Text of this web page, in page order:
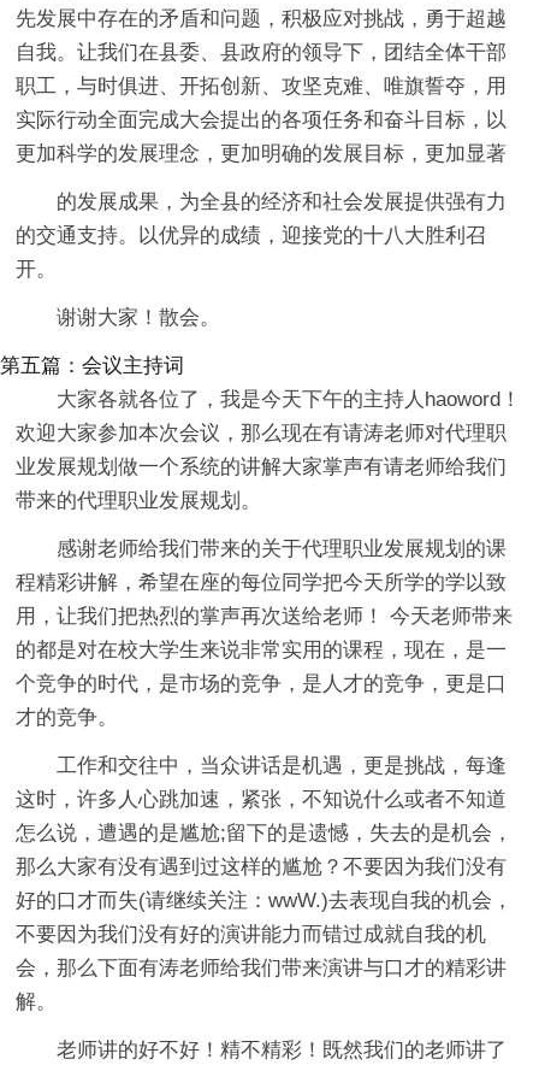
先发展中存在的矛盾和问题，积极应对挑战，勇于超越
自我。让我们在县委、县政府的领导下，团结全体干部
职工，与时俱进、开拓创新、攻坚克难、唯旗誓夺，用
实际行动全面完成大会提出的各项任务和奋斗目标，以
更加科学的发展理念，更加明确的发展目标，更加显著
的发展成果，为全县的经济和社会发展提供强有力
的交通支持。以优异的成绩，迎接党的十八大胜利召
开。
谢谢大家！散会。
第五篇：会议主持词
大家各就各位了，我是今天下午的主持人haoword！
欢迎大家参加本次会议，那么现在有请涛老师对代理职
业发展规划做一个系统的讲解大家掌声有请老师给我们
带来的代理职业发展规划。
感谢老师给我们带来的关于代理职业发展规划的课
程精彩讲解，希望在座的每位同学把今天所学的学以致
用，让我们把热烈的掌声再次送给老师！ 今天老师带来
的都是对在校大学生来说非常实用的课程，现在，是一
个竞争的时代，是市场的竞争，是人才的竞争，更是口
才的竞争。
工作和交往中，当众讲话是机遇，更是挑战，每逢
这时，许多人心跳加速，紧张，不知说什么或者不知道
怎么说，遭遇的是尴尬;留下的是遗憾，失去的是机会，
那么大家有没有遇到过这样的尴尬？不要因为我们没有
好的口才而失(请继续关注：wwW.)去表现自我的机会，
不要因为我们没有好的演讲能力而错过成就自我的机
会，那么下面有涛老师给我们带来演讲与口才的精彩讲
解。
老师讲的好不好！精不精彩！既然我们的老师讲了